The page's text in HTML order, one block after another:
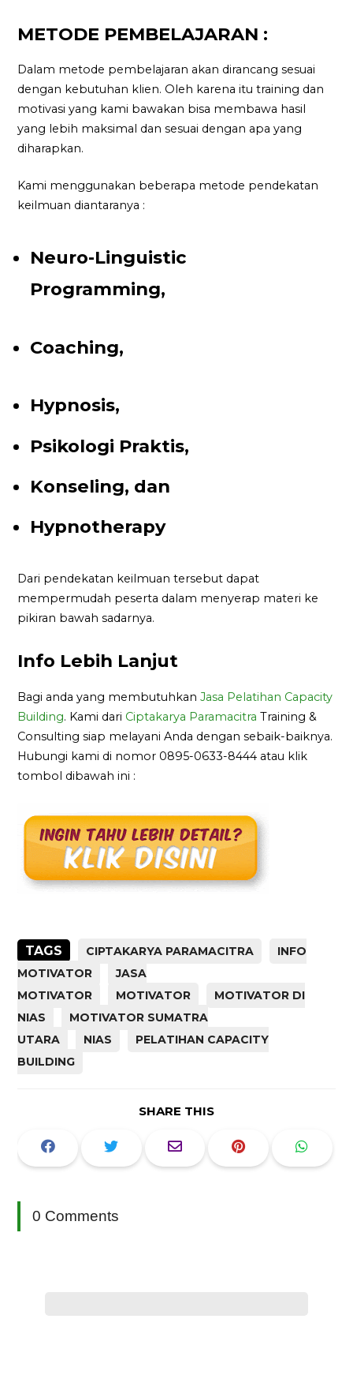
METODE PEMBELAJARAN :
Dalam metode pembelajaran akan dirancang sesuai
dengan kebutuhan klien. Oleh karena itu training dan
motivasi yang kami bawakan bisa membawa hasil
yang lebih maksimal dan sesuai dengan apa yang
diharapkan.
Kami menggunakan beberapa metode pendekatan
keilmuan diantaranya :
Neuro-Linguistic
Programming,
Coaching,
Hypnosis,
Psikologi Praktis,
Konseling, dan
Hypnotherapy
Dari pendekatan keilmuan tersebut dapat
mempermudah peserta dalam menyerap materi ke
pikiran bawah sadarnya.
Info Lebih Lanjut
Bagi anda yang membutuhkanJasa Pelatihan Capacity
Building. Kami dari Ciptakarya Paramacitra Training &
Consulting siap melayani Anda dengan sebaik-baiknya.
Hubungi kami di nomor 0895-0633-8444 atau klik
tombol dibawah ini :
TAGS CIPTAKARYA PARAMACITRA
INFO
MOTIVATOR
JASA
MOTIVATOR
MOTIVATOR
MOTIVATOR DI
NIAS
MOTIVATOR SUMATRA
UTARA
NIAS
PELATIHAN CAPACITY
BUILDING
SHARE THIS
0 Comments